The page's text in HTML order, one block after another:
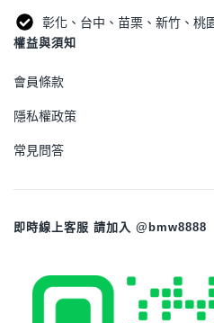
彰化、台中、苗栗、新竹、桃
權益與須知
會員條款
隱私權政策
常見問答
即時線上客服 請加入 @bmw8888